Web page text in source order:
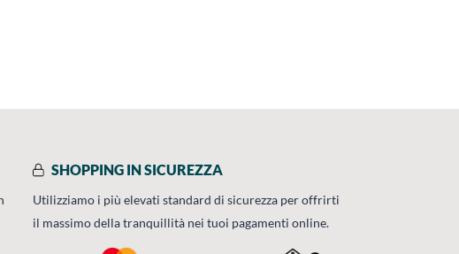
SHOPPING IN SICUREZZA
Utilizziamo i più elevati standard di sicurezza per offrirti
il massimo della tranquillità nei tuoi pagamenti online.